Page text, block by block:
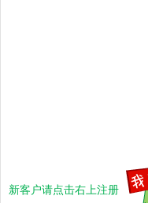
新客户请点击右上注册